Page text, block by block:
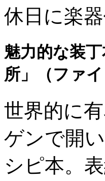
休日に楽
魅力的な装
所」（ファイ
世界的に
ゲンで開
シピ本。